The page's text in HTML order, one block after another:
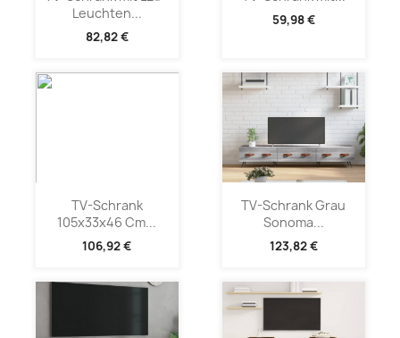
Leuchten...
82,82 €
59,98 €
TV-Schrank
105x33x46 Cm...
106,92 €
TV-Schrank Grau
Sonoma...
123,82 €